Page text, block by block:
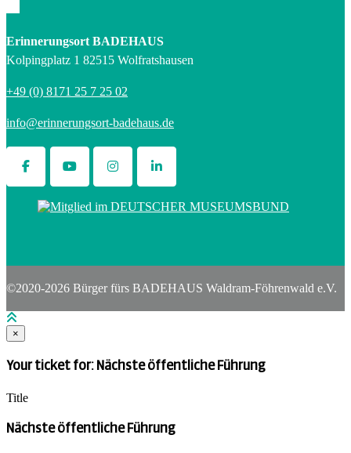
Erinnerungsort BADEHAUS
Kolpingplatz 1 82515 Wolfratshausen
+49 (0) 8171 25 7 25 02
info@erinnerungsort-badehaus.de
©2020-2026 Bürger fürs BADEHAUS Waldram-Föhrenwald e.V.
×
Your ticket for: Nächste öffentliche Führung
Title
Nächste öffentliche Führung